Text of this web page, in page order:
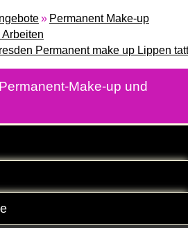
Permanent Make-up
Permanent make up Lippen
Make-up und